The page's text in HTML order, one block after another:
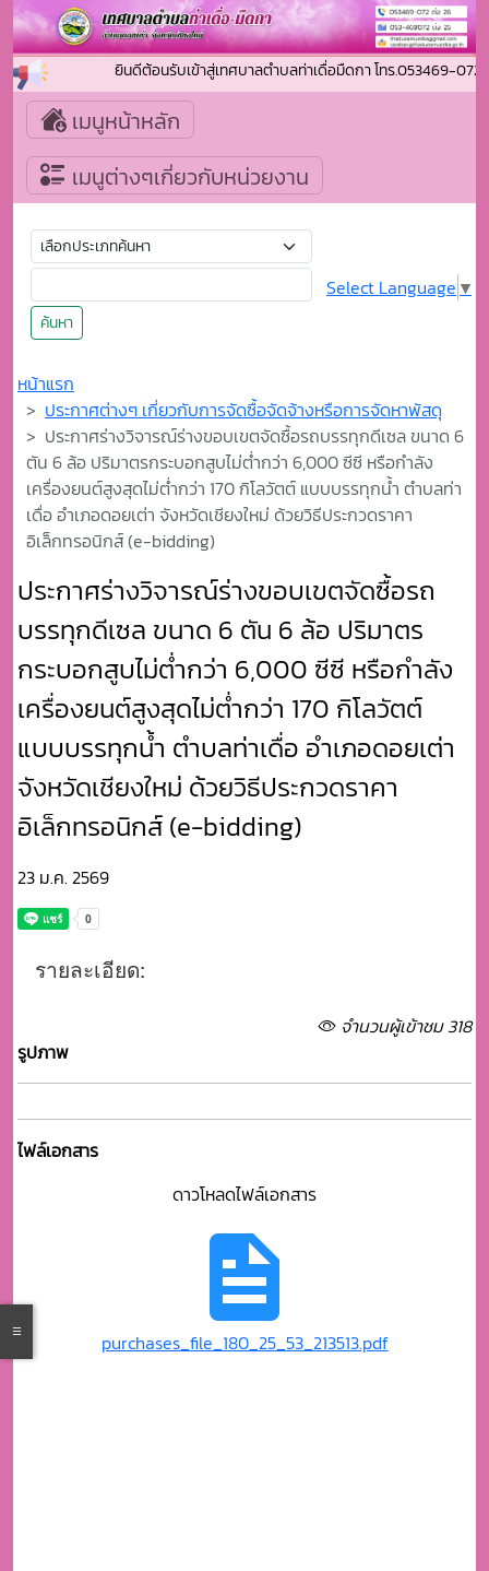
ยินดีต้อนรับเข้าสู่เทศบาลตำบลท่าเดื่อมืดกา โทร.053469-072
เมนูหน้าหลัก
เมนูต่างๆเกี่ยวกับหน่วยงาน
ค้นหา
Select Language ▼
หน้าแรก
ประกาศต่างๆ เกี่ยวกับการจัดซื้อจัดจ้างหรือการจัดหาพัสดุ
ประกาศร่างวิจารณ์ร่างขอบเขตจัดซื้อรถบรรทุกดีเซล ขนาด 6
ตัน 6 ล้อ ปริมาตรกระบอกสูบไม่ต่ำกว่า 6,000 ซีซี หรือกำลัง
เครื่องยนต์สูงสุดไม่ต่ำกว่า 170 กิโลวัตต์ แบบบรรทุกน้ำ ตำบลท่า
เดื่อ อำเภอดอยเต่า จังหวัดเชียงใหม่ ด้วยวิธีประกวดราคา
อิเล็กทรอนิกส์ (e-bidding)
ประกาศร่างวิจารณ์ร่างขอบเขตจัดซื้อรถ
บรรทุกดีเซล ขนาด 6 ตัน 6 ล้อ ปริมาตร
กระบอกสูบไม่ต่ำกว่า 6,000 ซีซี หรือกำลัง
เครื่องยนต์สูงสุดไม่ต่ำกว่า 170 กิโลวัตต์
แบบบรรทุกน้ำ ตำบลท่าเดื่อ อำเภอดอยเต่า
จังหวัดเชียงใหม่ ด้วยวิธีประกวดราคา
อิเล็กทรอนิกส์ (e-bidding)
23 ม.ค. 2569
รายละเอียด:
จำนวนผู้เข้าชม 318
รูปภาพ
ไฟล์เอกสาร
ดาวโหลดไฟล์เอกสาร
purchases_file_180_25_53_213513.pdf